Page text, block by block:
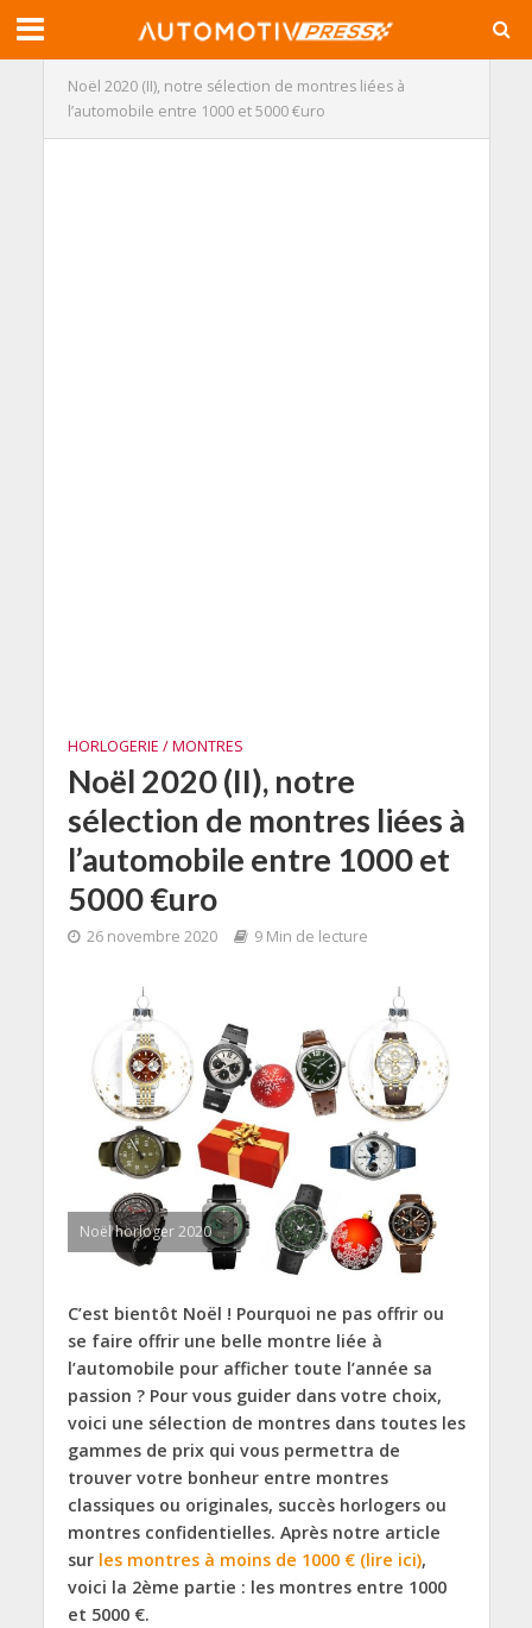
Noël 2020 (II), notre sélection de montres liées à
l’automobile entre 1000 et 5000 €uro
HORLOGERIE / MONTRES
Noël 2020 (II), notre
sélection de montres liées à
l’automobile entre 1000 et
5000 €uro
26 novembre 2020 9 Min de lecture
Noël horloger 2020
C’est bientôt Noël ! Pourquoi ne pas offrir ou
se faire offrir une belle montre liée à
l’automobile pour afficher toute l’année sa
passion ? Pour vous guider dans votre choix,
voici une sélection de montres dans toutes les
gammes de prix qui vous permettra de
trouver votre bonheur entre montres
classiques ou originales, succès horlogers ou
montres confidentielles. Aprèsnotre article
sur les montres à moins de 1000 € (lire ici),
voici la 2ème partie : les montres entre 1000
et 5000 €.